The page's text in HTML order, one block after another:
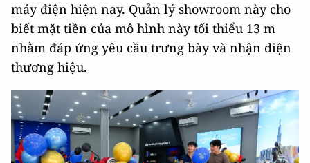
máy điện hiện nay. Quản lý showroom này cho
biết mặt tiền của mô hình này tối thiểu 13 m
nhằm đáp ứng yêu cầu trưng bày và nhận diện
thương hiệu.